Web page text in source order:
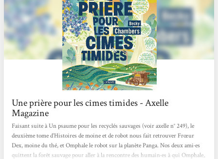
Une prière pour les cîmes timides - Axelle
Magazine
Faisant suite à Un psaume pour les recyclés sauvages (voir axelle n° 249), le
deuxième tome d’Histoires de moine et de robot nous fait retrouver Frœur
Dex, moine du thé, et Omphale le robot sur la planète Panga. Nos deux ami·es
quittent la forêt sauvage pour aller à la rencontre des humain·es à qui Omphale,